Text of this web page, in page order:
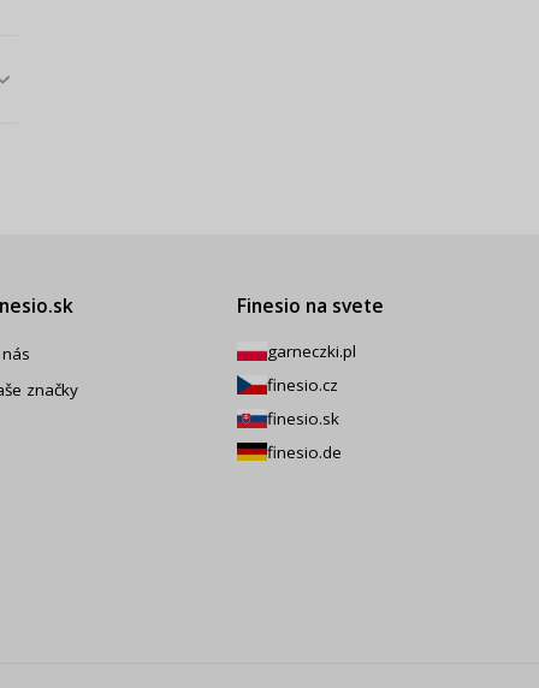
značky
Finesio na svete
garneczki.pl
finesio.cz
finesio.sk
finesio.de